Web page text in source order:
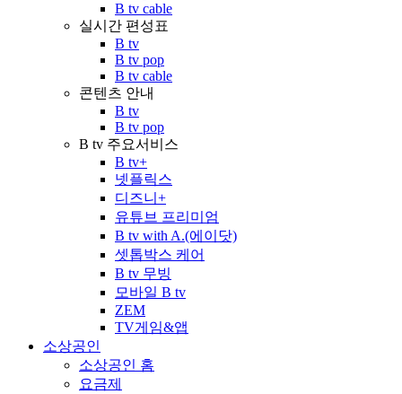
B tv cable
실시간 편성표
B tv
B tv pop
B tv cable
콘텐츠 안내
B tv
B tv pop
B tv 주요서비스
B tv+
넷플릭스
디즈니+
유튜브 프리미엄
B tv with A.(에이닷)
셋톱박스 케어
B tv 무빙
모바일 B tv
ZEM
TV게임&앱
소상공인
소상공인 홈
요금제